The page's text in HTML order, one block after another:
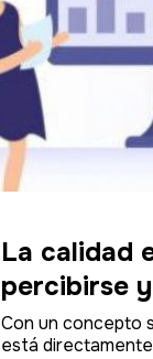
La calidad
percibirse
divulgarse
Con un concepto
está